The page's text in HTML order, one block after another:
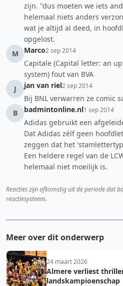
zijn. "dus moeten we iets
helemaal niets anders
wat je altijd al deed, in
opgelost.
M
Marco2 sep 2014
Capitale (Capital letter: an
system) fout van BVA
J
jan van riel2 sep 2014
Bij BNL verwarren ze comic
B
badmintonline.nl1 sep 2014
Adidas gebruikt een
Dat Adidas zélf geen
zeggen dat het
Een heldere regel van de
helemaal niet moeilijk is.
Reacties zijn afkomstig uit de periode dat
reactiesysteem.
Meer over dit onderwerp
24 maart 2026
Almere verliest
landskampioenschap